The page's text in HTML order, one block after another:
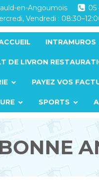
en-Angoumois 05
Vendredi :
INTRAMUROS
DE LIVRON
PAYEZ VOS
SPORTS
BONNE